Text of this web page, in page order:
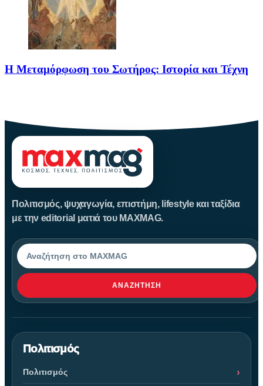
Η Μεταμόρφωση του Σωτήρος: Ιστορία και Τέχνη
Πολιτισμός, ψυχαγωγία, επιστήμη, lifestyle και ταξίδια
με την editorial ματιά του MAXMAG.
Αναζήτηση
ΑΝΑΖΉΤΗΣΗ
Πολιτισμός
Πολιτισμός